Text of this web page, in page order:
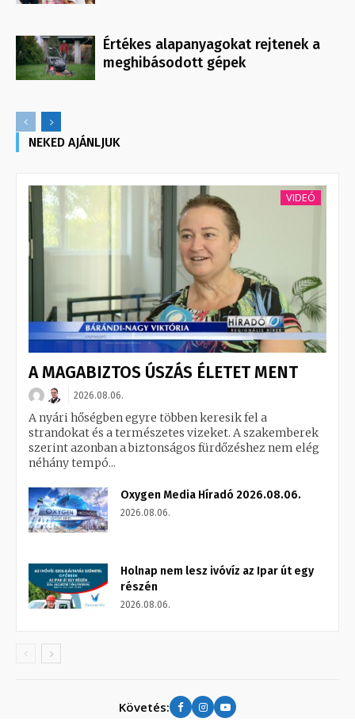
Értékes alapanyagokat rejtenek a
meghibásodott gépek
NEKED AJÁNLJUK
VIDEÓ
A MAGABIZTOS ÚSZÁS ÉLETET MENT
2026.08.06.
A nyári hőségben egyre többen keresik fel a
strandokat és a természetes vizeket. A szakemberek
szerint azonban a biztonságos fürdőzéshez nem elég
néhány tempó...
Oxygen Media Híradó 2026.08.06.
2026.08.06.
Holnap nem lesz ivóvíz az Ipar út egy
részén
2026.08.06.
Követés: